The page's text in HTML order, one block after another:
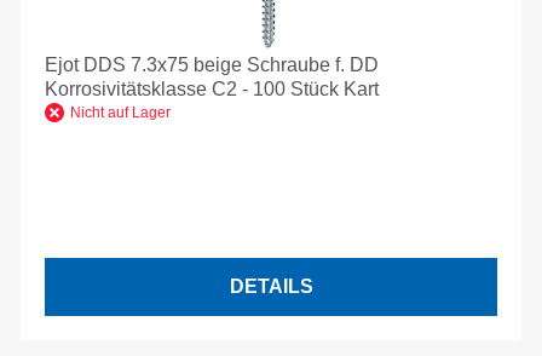
Ejot DDS 7.3x75 beige Schraube f. DD
Korrosivitätsklasse C2 - 100 Stück Kart
Nicht auf Lager
DETAILS